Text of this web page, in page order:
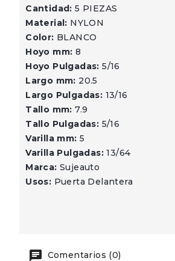
Cantidad:5 PIEZAS
Material: NYLON
Color: BLANCO
Hoyo mm: 8
Hoyo Pulgadas:5/16
Largo mm: 20.5
Largo Pulgadas: 13/16
Tallo mm:7.9
Tallo Pulgadas: 5/16
Varilla mm: 5
Varilla Pulgadas:13/64
Marca: Sujeauto
Usos: Puerta Delantera
Comentarios (0)